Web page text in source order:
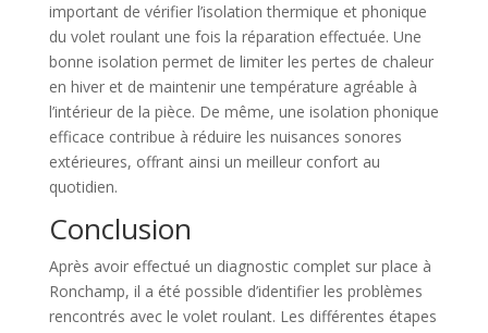
important de vérifier l’isolation thermique et phonique
du volet roulant une fois la réparation effectuée. Une
bonne isolation permet de limiter les pertes de chaleur
en hiver et de maintenir une température agréable à
l’intérieur de la pièce. De même, une isolation phonique
efficace contribue à réduire les nuisances sonores
extérieures, offrant ainsi un meilleur confort au
quotidien.
Conclusion
Après avoir effectué un diagnostic complet sur place à
Ronchamp, il a été possible d’identifier les problèmes
rencontrés avec le volet roulant. Les différentes étapes